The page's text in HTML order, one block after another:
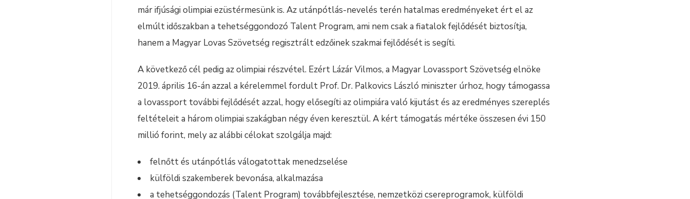
már ifjúsági olimpiai ezüstérmesünk is. Az utánpótlás-nevelés terén hatalmas eredményeket ért el az
elmúlt időszakban a tehetséggondozó Talent Program, ami nem csak a fiatalok fejlődését biztosítja,
hanem a Magyar Lovas Szövetség regisztrált edzőinek szakmai fejlődését is segíti.
A következő cél pedig az olimpiai részvétel. Ezért Lázár Vilmos, a Magyar Lovassport Szövetség elnöke
2019. április 16-án azzal a kérelemmel fordult Prof. Dr. Palkovics László miniszter úrhoz, hogy támogassa
a lovassport további fejlődését azzal, hogy elősegíti az olimpiára való kijutást és az eredményes szereplés
feltételeit a három olimpiai szakágban négy éven keresztül. A kért támogatás mértéke összesen évi 150
millió forint, mely az alábbi célokat szolgálja majd:
felnőtt és utánpótlás válogatottak menedzselése
külföldi szakemberek bevonása, alkalmazása
a tehetséggondozás (Talent Program) továbbfejlesztése, nemzetközi csereprogramok, külföldi